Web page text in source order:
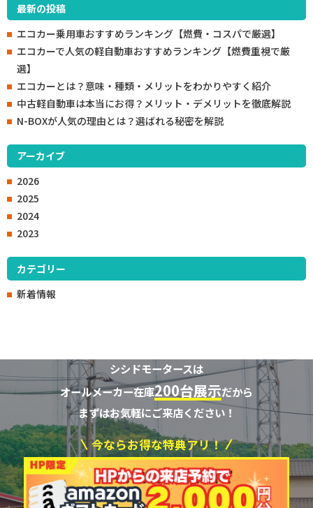
最新の投稿
エコカー乗用車おすすめランキング【燃費・コスパで厳選】
エコカーで人気の軽自動車おすすめランキング【燃費重視で厳
選】
エコカーとは？意味・種類・メリットをわかりやすく紹介
中古軽自動車は本当にお得？メリット・デメリットを徹底解説
N-BOXが人気の理由とは？選ばれる秘密を解説
アーカイブ
2026
2025
2024
2023
カテゴリー
新着情報
シシドモータースは
オールメーカー在庫200台展示だから
まずはお気軽にご来店ください！
今ならお得な特典アリ！